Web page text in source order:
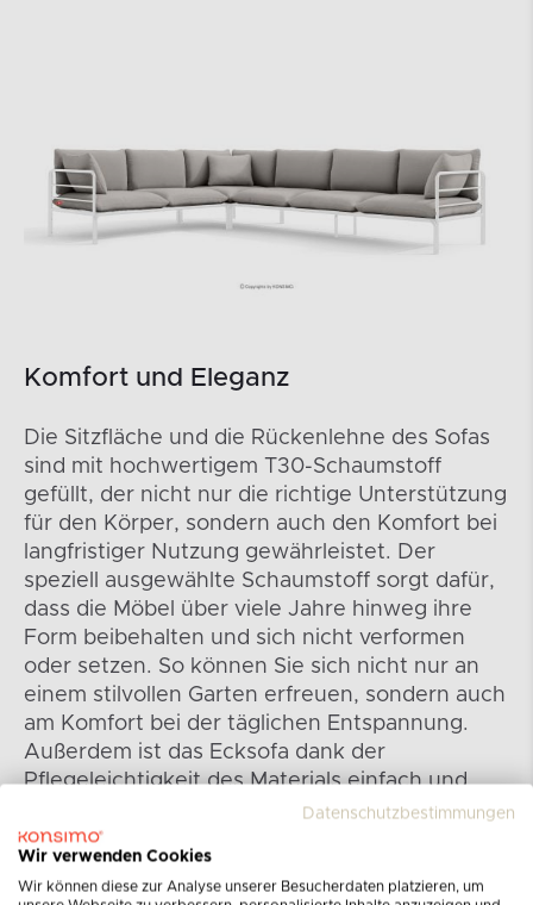
Komfort und Eleganz
Die Sitzfläche und die Rückenlehne des Sofas
sind mit hochwertigem T30-Schaumstoff
gefüllt, der nicht nur die richtige Unterstützung
für den Körper, sondern auch den Komfort bei
langfristiger Nutzung gewährleistet. Der
speziell ausgewählte Schaumstoff sorgt dafür,
dass die Möbel über viele Jahre hinweg ihre
Form beibehalten und sich nicht verformen
oder setzen. So können Sie sich nicht nur an
einem stilvollen Garten erfreuen, sondern auch
am Komfort bei der täglichen Entspannung.
Außerdem ist das Ecksofa dank der
Pflegeleichtigkeit des Materials einfach und
angenehm sauber zu halten, was vor allem im
Freien wichtig ist.
Datenschutzbestimmungen
Wir verwenden Cookies
Wir können diese zur Analyse unserer Besucherdaten platzieren, um